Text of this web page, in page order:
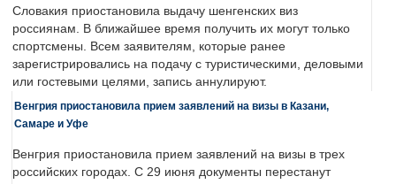
Словакия приостановила выдачу шенгенских виз
россиянам. В ближайшее время получить их могут только
спортсмены. Всем заявителям, которые ранее
зарегистрировались на подачу с туристическими, деловыми
или гостевыми целями, запись аннулируют.
Венгрия приостановила прием заявлений на визы в Казани,
Самаре и Уфе
Венгрия приостановила прием заявлений на визы в трех
российских городах. С 29 июня документы перестанут